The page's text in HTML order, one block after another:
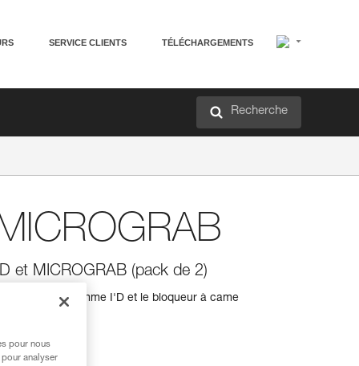
SERVICE CLIENTS TÉLÉCHARGEMENTS
Recherche
et MICROGRAB (pack de 2)
de la gamme I'D et le bloqueur à came
pour nous
analyser